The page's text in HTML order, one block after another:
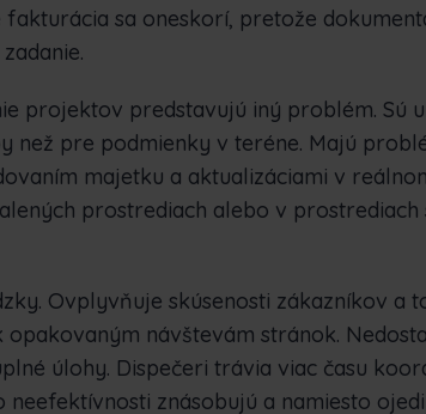
sa oneskorí, pretože
projektov predstavujú iný problém. Sú
než pre podmienky v teréne. Majú
majetku a aktualizáciami v
prostrediach alebo v prostrediach
Ovplyvňuje skúsenosti zákazníkov a
opakovaným návštevám stránok.
úlohy. Dispečeri trávia viac času
neefektívnosti znásobujú a namiesto